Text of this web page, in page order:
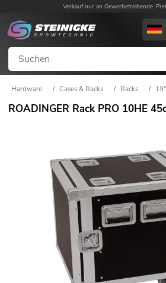
Verkauf nur an Gewerbetreibende.
Hardware / Cases & Racks / Racks /
ROADINGER Rack PRO 10HE